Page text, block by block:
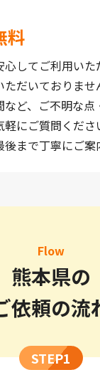
料
心してご利用い
ただいておりま
ど、ご不明な
軽にご質問くださ
まで丁寧にご案
Flow
熊本県の
依頼の流
STEP1